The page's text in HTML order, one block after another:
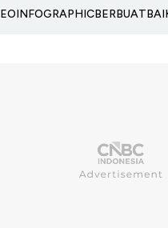
INFOGRAPHIC